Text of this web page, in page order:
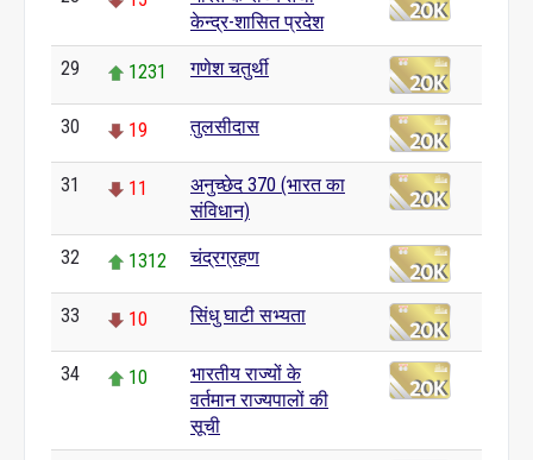
केन्द्र-शासित प्रदेश
29 1231 गणेश चतुर्थी
30 19 तुलसीदास
31 11
अनुच्छेद 370 (भारत का
संविधान)
32 1312 चंद्रग्रहण
33 10 सिंधु घाटी सभ्यता
34 10
भारतीय राज्यों के
वर्तमान राज्यपालों की
सूची